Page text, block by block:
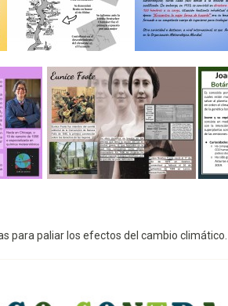
para paliar los efectos del cambio climático.